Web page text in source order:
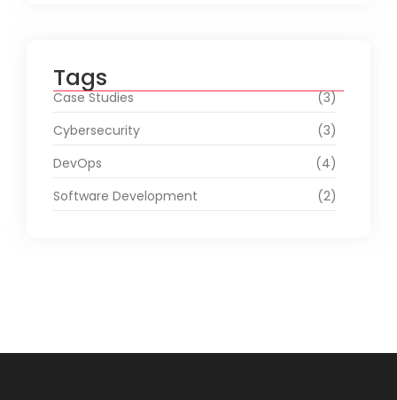
Tags
Case Studies
(3)
Cybersecurity
(3)
DevOps
(4)
Software Development
(2)